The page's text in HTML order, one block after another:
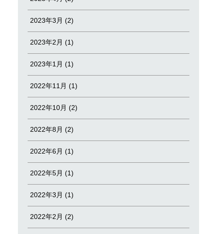
2023年3月 (2)
2023年2月 (1)
2023年1月 (1)
2022年11月 (1)
2022年10月 (2)
2022年8月 (2)
2022年6月 (1)
2022年5月 (1)
2022年3月 (1)
2022年2月 (2)